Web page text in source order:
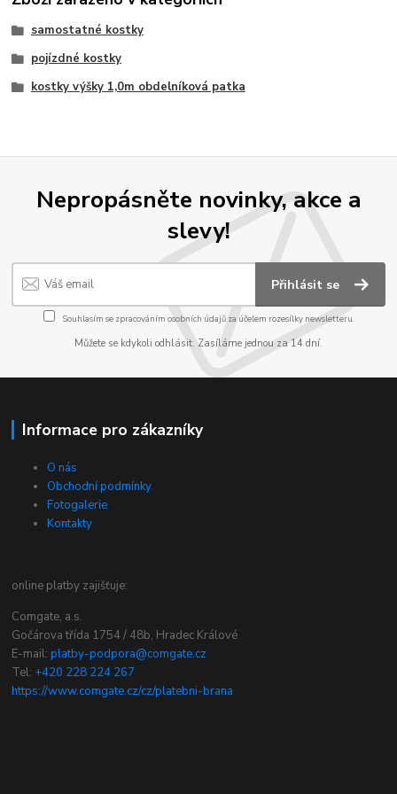
samostatné kostky
pojízdné kostky
kostky výšky 1,0m obdelníková patka
Nepropásněte novinky, akce a
slevy!
Přihlásit se
Souhlasím se zpracováním osobních údajůza účelem rozesílky newsletteru.
Můžete se kdykoli odhlásit. Zasíláme jednou za 14 dní.
Informace pro zákazníky
O nás
Obchodní podmínky
Fotogalerie
Kontakty
online platby zajišťuje:
Comgate, a.s.
Gočárova třída 1754 / 48b, Hradec Králové
E-mail:platby-podpora@comgate.cz
Tel: +420 228 224 267
https://www.comgate.cz/cz/platebni-brana